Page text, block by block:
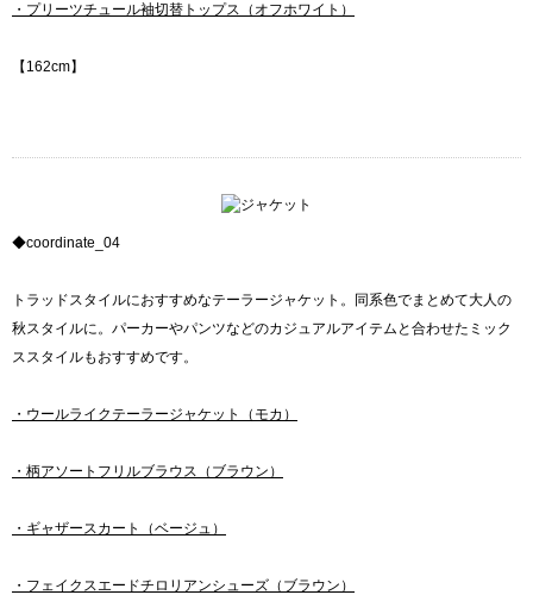
・プリーツチュール袖切替トップス（オフホワイト）
【162cm】
◆coordinate_04
トラッドスタイルにおすすめなテーラージャケット。同系色でまとめて大人の
秋スタイルに。パーカーやパンツなどのカジュアルアイテムと合わせたミック
ススタイルもおすすめです。
・ウールライクテーラージャケット（モカ）
・柄アソートフリルブラウス（ブラウン）
・ギャザースカート（ベージュ）
・フェイクスエードチロリアンシューズ（ブラウン）